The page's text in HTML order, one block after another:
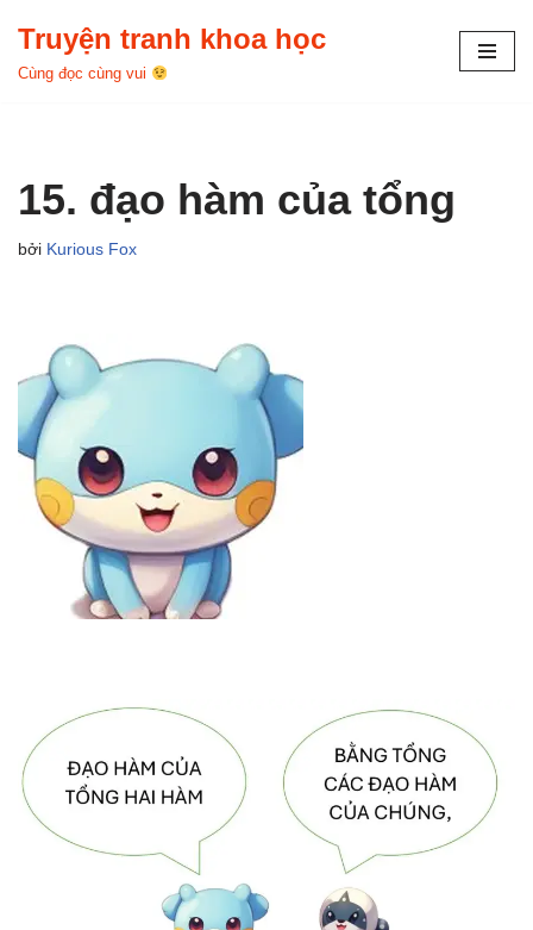
Chuyển
Truyện tranh khoa học
Cùng đọc cùng vui
15. đạo hàm của tổng
bởi Kurious Fox